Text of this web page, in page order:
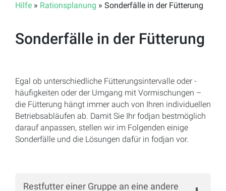
Hilfe » Rationsplanung » Sonderfälle in der Fütterung
Sonderfälle in der Fütterung
Egal ob unterschiedliche Fütterungsintervalle oder -
häufigkeiten oder der Umgang mit Vormischungen –
die Fütterung hängt immer auch von Ihren individuellen
Betriebsabläufen ab. Damit Sie Ihr fodjan bestmöglich
darauf anpassen, stellen wir im Folgenden einige
Sonderfälle und die Lösungen dafür in fodjan vor.
Restfutter einer Gruppe an eine andere